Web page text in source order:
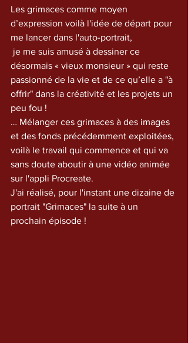
Les grimaces comme moyen
d’expression voilà l'idée de départ pour
me lancer dans l'auto-portrait,
désormais « vieux monsieur » qui reste
passionné de la vie et de ce qu’elle a "à
offrir" dans la créativité et les projets un
peu fou !
… Mélanger ces grimaces à des images
et des fonds précédemment exploitées,
voilà le travail qui commence et qui va
sans doute aboutir à une vidéo animée
sur l'appli Procreate.
J'ai réalisé, pour l'instant une dizaine de
portrait "Grimaces" la suite à un
prochain épisode !